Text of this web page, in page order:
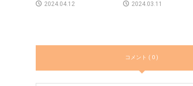
2024.04.12 2024.03.11
コメント ( 0 )